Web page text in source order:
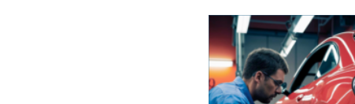
till Ullared från Göteborg
gördagen mindre
stressig än om ...